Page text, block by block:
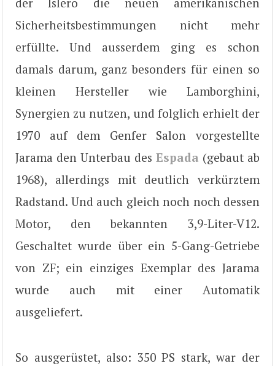
Sicherheitsbestimmungen nicht mehr
erfüllte. Und ausserdem ging es schon
damals darum, ganz besonders für einen so
kleinen Hersteller wie Lamborghini,
Synergien zu nutzen, und folglich erhielt der
1970 auf dem Genfer Salon vorgestellte
Jarama den Unterbau des Espada (gebaut ab
1968), allerdings mit deutlich verkürztem
Radstand. Und auch gleich noch noch dessen
Motor, den bekannten 3,9-Liter-V12.
Geschaltet wurde über ein 5-Gang-Getriebe
von ZF; ein einziges Exemplar des Jarama
wurde auch mit einer Automatik
ausgeliefert.
So ausgerüstet, also: 350 PS stark, war der